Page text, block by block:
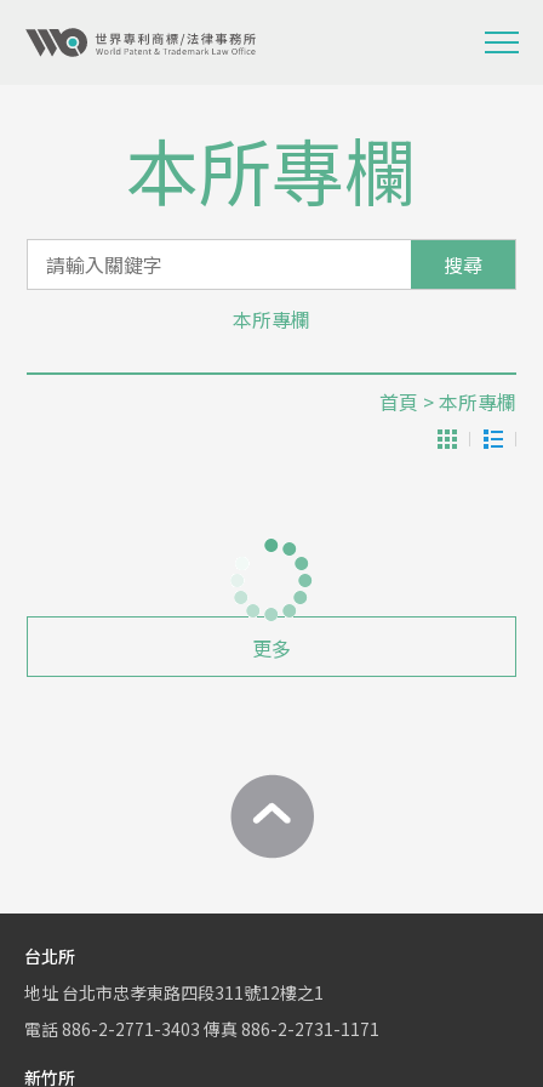
本所專欄
搜尋
本所專欄
首頁 > 本所專欄
更多
台北所
地址 台北市忠孝東路四段311號12樓之1
電話886-2-2771-3403 傳真 886-2-2731-1171
新竹所